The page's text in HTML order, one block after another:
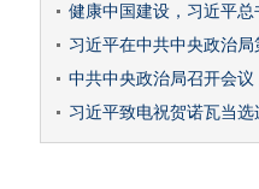
健康中国建设，习近平
习近平在中共中央政治
中共中央政治局召开会
习近平致电祝贺诺瓦当